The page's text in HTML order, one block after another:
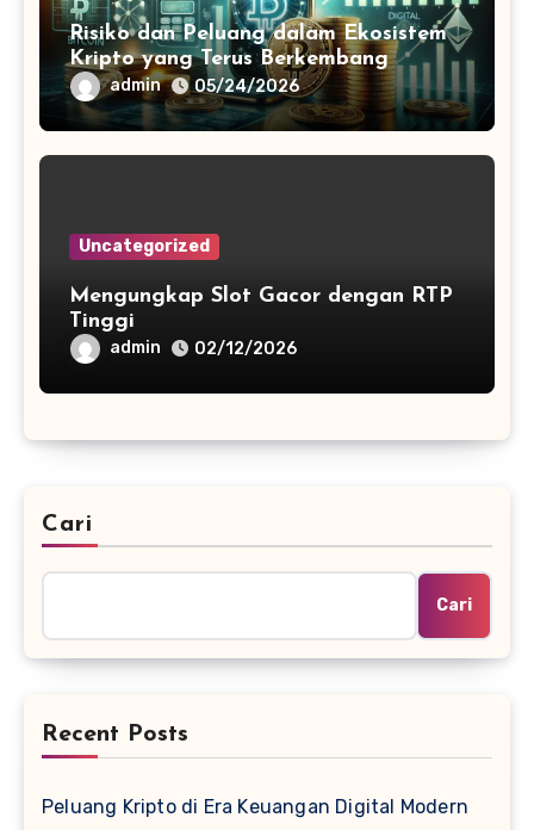
Risiko dan Peluang dalam Ekosistem
Kripto yang Terus Berkembang
admin 05/24/2026
Uncategorized
Mengungkap Slot Gacor dengan RTP
Tinggi
admin 02/12/2026
Cari
Cari
Recent Posts
Peluang Kripto di Era Keuangan Digital Modern